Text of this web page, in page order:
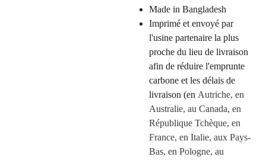
Made in Bangladesh
Imprimé et envoyé par
l'usine partenaire la plus
proche du lieu de livraison
afin de réduire l'emprunte
carbone et les délais de
livraison (en Autriche, en
Australie, au Canada, en
République Tchèque, en
France, en Italie, aux Pays-
Bas, en Pologne, au